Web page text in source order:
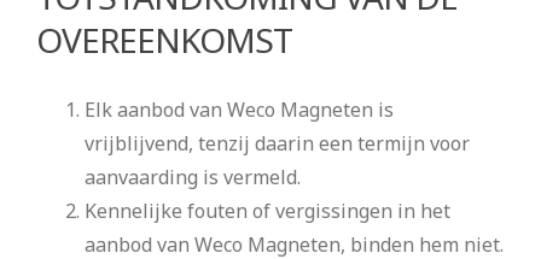
OVEREENKOMST
Elk aanbod van Weco Magneten is
vrijblijvend, tenzij daarin een termijn voor
aanvaarding is vermeld.
Kennelijke fouten of vergissingen in het
aanbod van Weco Magneten, binden hem niet.